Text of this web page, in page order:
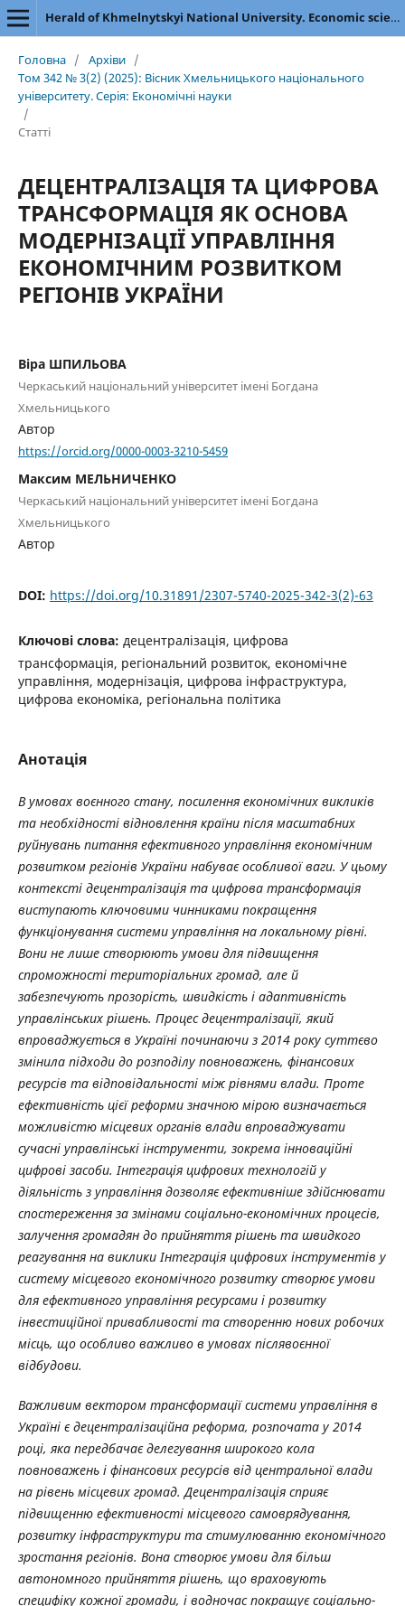
Herald of Khmelnytskyi National University. Economic sciences
Головна / Архіви /
Том 342 № 3(2) (2025): Вісник Хмельницького національного
університету. Серія: Економічні науки
/
Статті
ДЕЦЕНТРАЛІЗАЦІЯ ТА ЦИФРОВА
ТРАНСФОРМАЦІЯ ЯК ОСНОВА
МОДЕРНІЗАЦІЇ УПРАВЛІННЯ
ЕКОНОМІЧНИМ РОЗВИТКОМ
РЕГІОНІВ УКРАЇНИ
Віра ШПИЛЬОВА
Черкаський національний університет імені Богдана
Хмельницького
Автор
https://orcid.org/0000-0003-3210-5459
Максим МЕЛЬНИЧЕНКО
Черкаський національний університет імені Богдана
Хмельницького
Автор
DOI: https://doi.org/10.31891/2307-5740-2025-342-3(2)-63
Ключові слова: децентралізація, цифрова
трансформація, регіональний розвиток, економічне
управління, модернізація, цифрова інфраструктура,
цифрова економіка, регіональна політика
Анотація
В умовах воєнного стану, посилення економічних викликів
та необхідності відновлення країни після масштабних
руйнувань питання ефективного управління економічним
розвитком регіонів України набуває особливої ваги. У цьому
контексті децентралізація та цифрова трансформація
виступають ключовими чинниками покращення
функціонування системи управління на локальному рівні.
Вони не лише створюють умови для підвищення
спроможності територіальних громад, але й
забезпечують прозорість, швидкість і адаптивність
управлінських рішень. Процес децентралізації, який
впроваджується в Україні починаючи з 2014 року суттєво
змінила підходи до розподілу повноважень, фінансових
ресурсів та відповідальності між рівнями влади. Проте
ефективність цієї реформи значною мірою визначається
можливістю місцевих органів влади впроваджувати
сучасні управлінські інструменти, зокрема інноваційні
цифрові засоби. Інтеграція цифрових технологій у
діяльність з управління дозволяє ефективніше здійснювати
спостереження за змінами соціально-економічних процесів,
залучення громадян до прийняття рішень та швидкого
реагування на виклики Інтеграція цифрових інструментів у
систему місцевого економічного розвитку створює умови
для ефективного управління ресурсами і розвитку
інвестиційної привабливості та створенню нових робочих
місць, що особливо важливо в умовах післявоєнної
відбудови.
Важливим вектором трансформації системи управління в
Україні є децентралізаційна реформа, розпочата у 2014
році, яка передбачає делегування широкого кола
повноважень і фінансових ресурсів від центральної влади
на рівень місцевих громад. Децентралізація сприяє
підвищенню ефективності місцевого самоврядування,
розвитку інфраструктури та стимулюванню економічного
зростання регіонів. Вона створює умови для більш
автономного прийняття рішень, що враховують
специфіку кожної громади, і водночас покращує соціально-